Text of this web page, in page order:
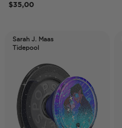
$35,00
Sarah J. Maas
Tidepool